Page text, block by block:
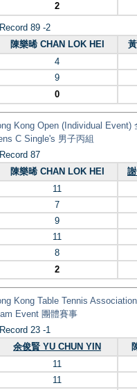
2
89 -2
陳樂晞 CHAN LOK HEI
4
9
0
Kong Open (Individual Event)
C Single's 男子丙組
87
陳樂晞 CHAN LOK HEI
11
7
9
11
8
2
Kong Table Tennis
Event 團體賽事
23 -1
余俊賢 YU CHUN YIN
11
11